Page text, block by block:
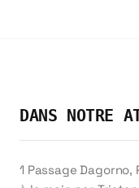
photographie,
œuvre à la
DANS NOTRE
1 Passage